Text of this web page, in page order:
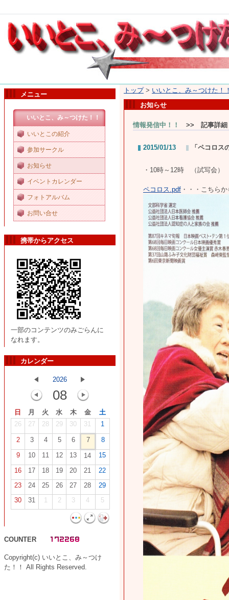
メニュー
いいとこ、み～つけた！！
いいとこの紹介
参加サークル
お知らせ
イベントカレンダー
フォトアルバム
お問い合せ
携帯からアクセス
一部のコンテンツのみごらんに
なれます。
カレンダー
2026
08
日 月 火 水 木 金
土
26
27 28 29 30 31 1
2 3 4 5 6 7
8
9
10 11 12 13 14
15
16
17 18 19 20 21
22
23
24 25 26 27 28
29
30
31 1 2 3 4 5
COUNTER
Copyright(c) いいとこ、み～つけ
た！！ All Rights Reserved.
トップ> いいとこ、み～つけた！
お知らせ
情報発信中！！ >> 記事詳細
2015/01/13 「ペコロス
・10時～12時 （試写会）
ペコロス.pdf ・・・こちら